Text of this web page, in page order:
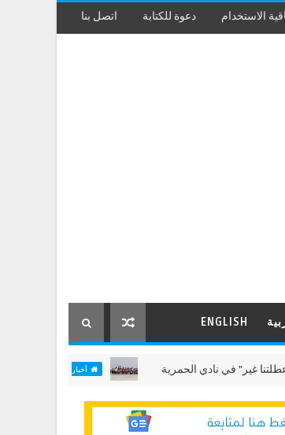
الاستخدام دعوة للكتابة اتصل بنا
ENGLISH
في نادي الحمرية أخبار وقضايا مختبر "الألعاب